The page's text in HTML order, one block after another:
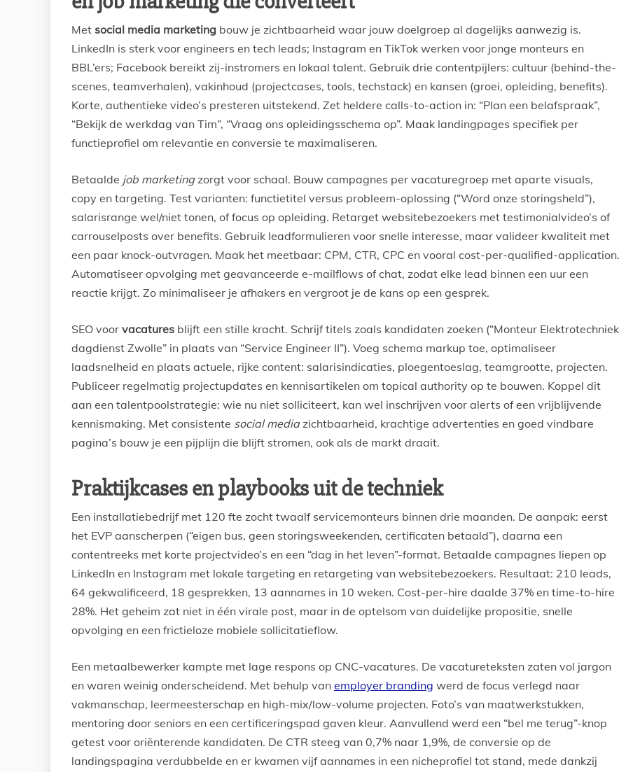
Met social media marketing bouw je zichtbaarheid waar jouw doelgroep al dagelijks aanwezig is.
LinkedIn is sterk voor engineers en tech leads; Instagram en TikTok werken voor jonge monteurs en
BBL’ers; Facebook bereikt zij-instromers en lokaal talent. Gebruik drie contentpijlers: cultuur (behind-the-
scenes, teamverhalen), vakinhoud (projectcases, tools, techstack) en kansen (groei, opleiding, benefits).
Korte, authentieke video’s presteren uitstekend. Zet heldere calls-to-action in: “Plan een belafspraak”,
“Bekijk de werkdag van Tim”, “Vraag ons opleidingsschema op”. Maak landingpages specifiek per
functieprofiel om relevantie en conversie te maximaliseren.
Betaalde job marketingzorgt voor schaal. Bouw campagnes per vacaturegroep met aparte visuals,
copy en targeting. Test varianten: functietitel versus probleem-oplossing (“Word onze storingsheld”),
salarisrange wel/niet tonen, of focus op opleiding. Retarget websitebezoekers met testimonialvideo’s of
carrouselposts over benefits. Gebruik leadformulieren voor snelle interesse, maar valideer kwaliteit met
een paar knock-outvragen. Maak het meetbaar: CPM, CTR, CPC en vooral cost-per-qualified-application.
Automatiseer opvolging met geavanceerde e-mailflows of chat, zodat elke lead binnen een uur een
reactie krijgt. Zo minimaliseer je afhakers en vergroot je de kans op een gesprek.
SEO voor vacatures blijft een stille kracht. Schrijf titels zoals kandidaten zoeken (“Monteur Elektrotechniek
dagdienst Zwolle” in plaats van “Service Engineer II”). Voeg schema markup toe, optimaliseer
laadsnelheid en plaats actuele, rijke content: salarisindicaties, ploegentoeslag, teamgrootte, projecten.
Publiceer regelmatig projectupdates en kennisartikelen om topical authority op te bouwen. Koppel dit
aan een talentpoolstrategie: wie nu niet solliciteert, kan wel inschrijven voor alerts of een vrijblijvende
kennismaking. Met consistente social mediazichtbaarheid, krachtige advertenties en goed vindbare
pagina’s bouw je een pijplijn die blijft stromen, ook als de markt draait.
Praktijkcases en playbooks uit de techniek
Een installatiebedrijf met 120 fte zocht twaalf servicemonteurs binnen drie maanden. De aanpak: eerst
het EVP aanscherpen (“eigen bus, geen storingsweekenden, certificaten betaald”), daarna een
contentreeks met korte projectvideo’s en een “dag in het leven”-format. Betaalde campagnes liepen op
LinkedIn en Instagram met lokale targeting en retargeting van websitebezoekers. Resultaat: 210 leads,
64 gekwalificeerd, 18 gesprekken, 13 aannames in 10 weken. Cost-per-hire daalde 37% en time-to-hire
28%. Het geheim zat niet in één virale post, maar in de optelsom van duidelijke propositie, snelle
opvolging en een frictieloze mobiele sollicitatieflow.
Een metaalbewerker kampte met lage respons op CNC-vacatures. De vacatureteksten zaten vol jargon
en waren weinig onderscheidend. Met behulp van employer branding werd de focus verlegd naar
vakmanschap, leermeesterschap en high-mix/low-volume projecten. Foto’s van maatwerkstukken,
mentoring door seniors en een certificeringspad gaven kleur. Aanvullend werd een “bel me terug”-knop
getest voor oriënterende kandidaten. De CTR steeg van 0,7% naar 1,9%, de conversie op de
landingspagina verdubbelde en er kwamen vijf aannames in een nicheprofiel tot stand, mede dankzij